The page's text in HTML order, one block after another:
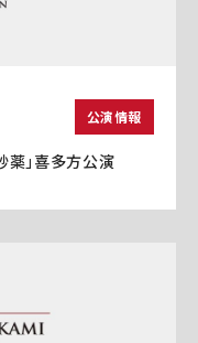
公演情報
薬」喜多方公演